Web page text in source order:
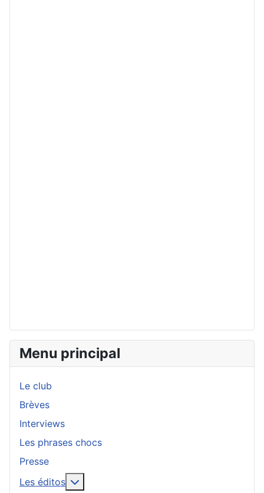
Menu principal
Le club
Brèves
Interviews
Les phrases chocs
Presse
Les éditos